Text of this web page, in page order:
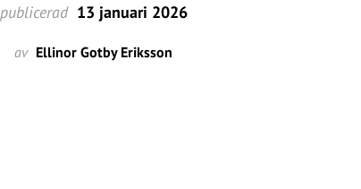
publicerad 13 januari 2026
av Ellinor Gotby Eriksson